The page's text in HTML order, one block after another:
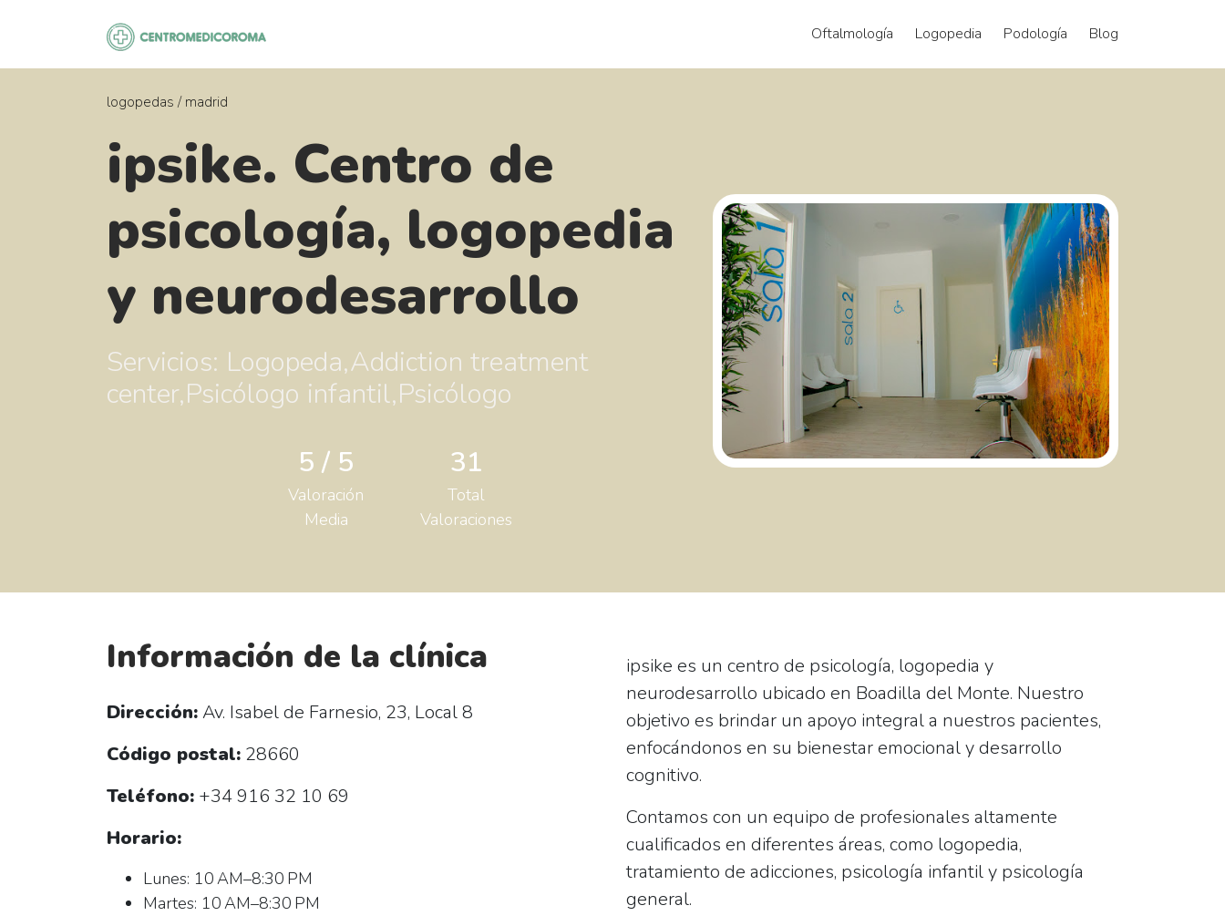
Oftalmología Logopedia Podología Blog
logopedas / madrid
ipsike. Centro de
psicología, logopedia
y neurodesarrollo
Servicios: Logopeda,Addiction treatment
center,Psicólogo infantil,Psicólogo
5 / 5
Valoración
Media
31
Total
Valoraciones
Información de la clínica
Dirección:Av. Isabel de Farnesio, 23, Local 8
Código postal: 28660
Teléfono: +34 916 32 10 69
Horario:
Lunes: 10 AM–8:30 PM
Martes: 10 AM–8:30 PM
ipsike es un centro de psicología, logopedia y
neurodesarrollo ubicado en Boadilla del Monte. Nuestro
objetivo es brindar un apoyo integral a nuestros pacientes,
enfocándonos en su bienestar emocional y desarrollo
cognitivo.
Contamos con un equipo de profesionales altamente
cualificados en diferentes áreas, como logopedia,
tratamiento de adicciones, psicología infantil y psicología
general.